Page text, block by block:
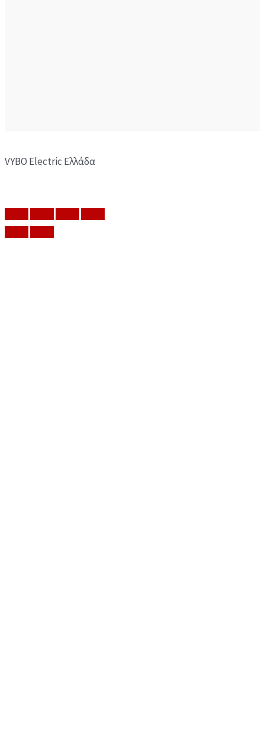
VYBO Electric Ελλάδα